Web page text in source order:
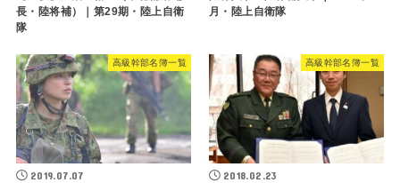
長・陸将補）｜第29期・陸上自衛
隊
月・陸上自衛隊
高級幹部名簿一覧
2019.07.07
高級幹部名簿一覧
2018.02.23